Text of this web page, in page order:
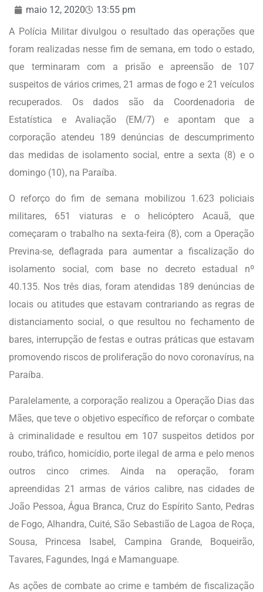
maio 12, 2020
13:55 pm
A Polícia Militar divulgou o resultado das operações que
foram realizadas nesse fim de semana, em todo o estado,
que terminaram com a prisão e apreensão de 107
suspeitos de vários crimes, 21 armas de fogo e 21 veículos
recuperados. Os dados são da Coordenadoria de
Estatística e Avaliação (EM/7) e apontam que a
corporação atendeu 189 denúncias de descumprimento
das medidas de isolamento social, entre a sexta (8) e o
domingo (10), na Paraíba.
O reforço do fim de semana mobilizou 1.623 policiais
militares, 651 viaturas e o helicóptero Acauã, que
começaram o trabalho na sexta-feira (8), com a Operação
Previna-se, deflagrada para aumentar a fiscalização do
isolamento social, com base no decreto estadual nº
40.135. Nos três dias, foram atendidas 189 denúncias de
locais ou atitudes que estavam contrariando as regras de
distanciamento social, o que resultou no fechamento de
bares, interrupção de festas e outras práticas que estavam
promovendo riscos de proliferação do novo coronavírus, na
Paraíba.
Paralelamente, a corporação realizou a Operação Dias das
Mães, que teve o objetivo específico de reforçar o combate
à criminalidade e resultou em 107 suspeitos detidos por
roubo, tráfico, homicídio, porte ilegal de arma e pelo menos
outros cinco crimes. Ainda na operação, foram
apreendidas 21 armas de vários calibre, nas cidades de
João Pessoa, Água Branca, Cruz do Espírito Santo, Pedras
de Fogo, Alhandra, Cuité, São Sebastião de Lagoa de Roça,
Sousa, Princesa Isabel, Campina Grande, Boqueirão,
Tavares, Fagundes, Ingá e Mamanguape.
As ações de combate ao crime e também de fiscalização